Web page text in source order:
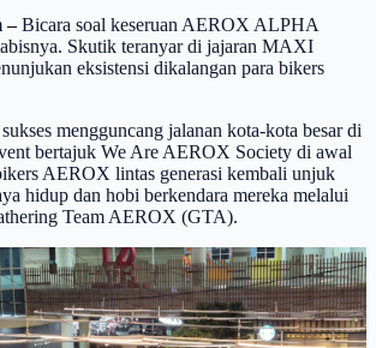
–Bicara soal keseruan AEROX ALPHA
Skutik teranyar di jajaran MAXI
eksistensi dikalangan para bikers
mengguncang jalanan kota-kota besar di
bertajuk We Are AEROX Society di awal
AEROX lintas generasi kembali unjuk
hidup dan hobi berkendara mereka melalui
Team AEROX (GTA).